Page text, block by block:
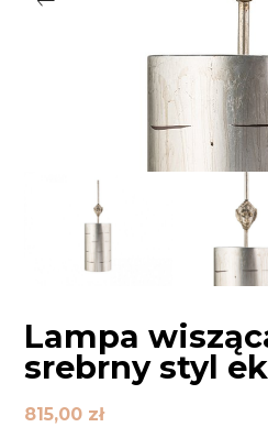
Lampa
srebrny styl
815,00 zł